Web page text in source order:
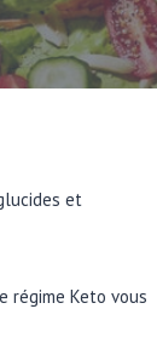
et
régime Keto vous